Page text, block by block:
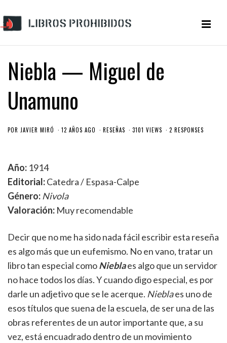
Niebla — Miguel de
Unamuno
POR JAVIER MIRÓ 12 AÑOS AGO RESEÑAS 3101 VIEWS 2 RESPONSES
Año: 1914
Editorial:Catedra / Espasa-Calpe
Género: Nivola
Valoración: Muy recomendable
Decir que no me ha sido nada fácil escribir esta reseña
es algo más que un eufemismo. No en vano, tratar un
libro tan especial comoNieblaes algo que un servidor
no hace todos los días. Y cuando digo especial, es por
darle un adjetivo que se le acerque. Nieblaes uno de
esos títulos que suena de la escuela, de ser una de las
obras referentes de un autor importante que, a su
vez, está encuadrado dentro de un movimiento